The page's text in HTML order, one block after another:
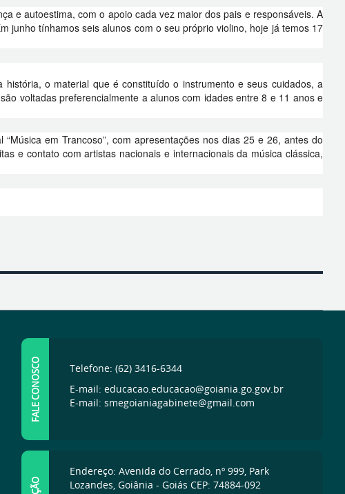
e autoestima, com o apoio cada vez maior dos pais e responsáveis. A
junho tínhamos seis alunos com o seu próprio violino, hoje já temos 17
o material que é constituído o instrumento e seus cuidados, a
voltadas preferencialmente a alunos com idades entre 8 e 11 anos e
em Trancoso”, com apresentações nos dias 25 e 26, antes do
e contato com artistas nacionais e internacionais da música clássica,
FALE CONOSCO
Telefone: (62) 3416-6344
E-mail: educacao.educacao@goiania.go.gov.br
E-mail: smegoianiagabinete@gmail.com
Endereço: Avenida do Cerrado, nº 999, Park
Lozandes, Goiânia - Goiás CEP: 74884-092